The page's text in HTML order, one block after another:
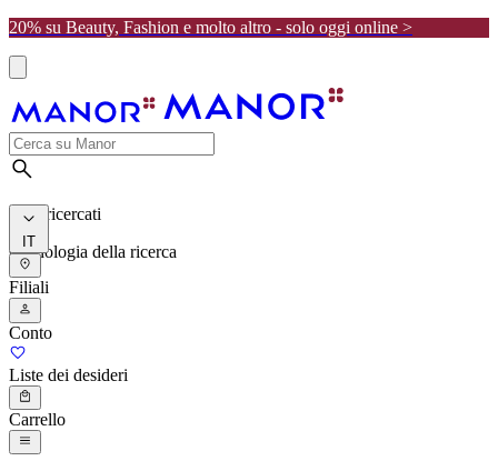
20% su Beauty, Fashion e molto altro - solo oggi online >
I più ricercati
Cronologia della ricerca
IT
Filiali
Conto
Liste dei desideri
Carrello